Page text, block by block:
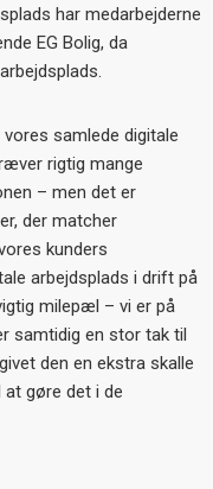
har medarbejderne
EG Bolig, da
samlede digitale
rigtig mange
– men det er
der matcher
kunders
arbejdsplads i drift på
milepæl – vi er på
samtidig en stor tak til
den en ekstra skalle
gøre det i de